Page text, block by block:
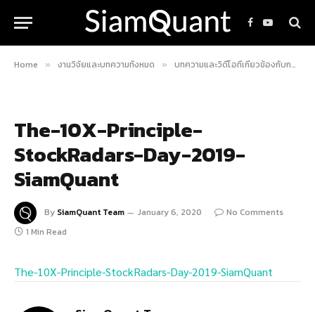
Facebook
YouTube
Home » งานวิจัยและบทความทั้งหมด » บทความและวิดีโอที่เกี่ยวข้องกับกลยุทธ์การลงทุน 10X
The-10X-Principle-
StockRadars-Day-2019-
SiamQuant
By SiamQuant Team January 6, 2020
No Comments
1 Min Read
The-10X-Principle-StockRadars-Day-2019-SiamQuant